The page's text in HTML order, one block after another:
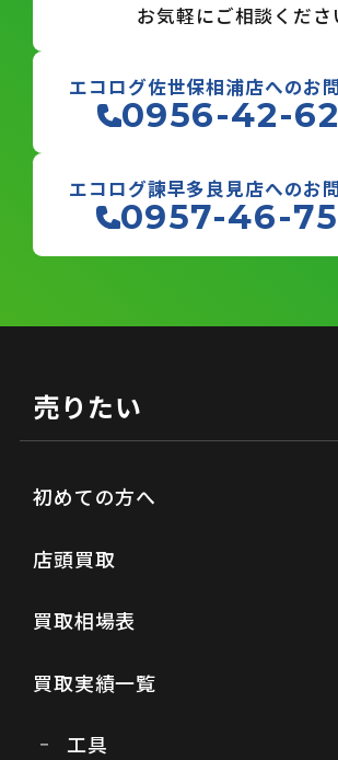
お気軽にご相談くださ
エコログ佐世保相浦店へのお
0956-42-
エコログ諫早多良見店へのお
0957-46-
売りたい
初めての方へ
店頭買取
買取相場表
買取実績一覧
工具